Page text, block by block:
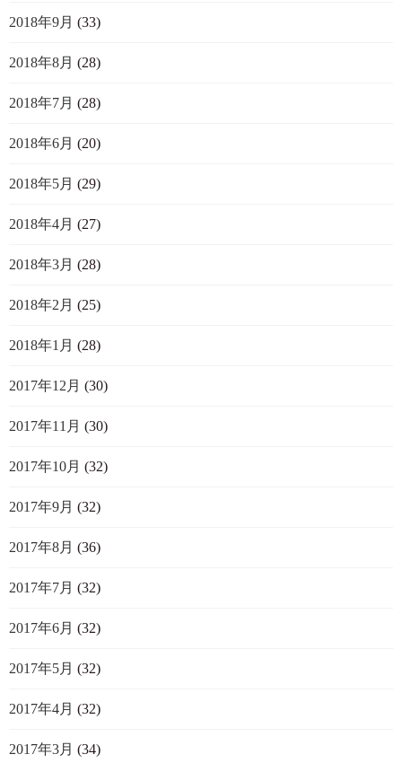
2018年9月 (33)
2018年8月 (28)
2018年7月 (28)
2018年6月 (20)
2018年5月 (29)
2018年4月 (27)
2018年3月 (28)
2018年2月 (25)
2018年1月 (28)
2017年12月 (30)
2017年11月 (30)
2017年10月 (32)
2017年9月 (32)
2017年8月 (36)
2017年7月 (32)
2017年6月 (32)
2017年5月 (32)
2017年4月 (32)
2017年3月 (34)